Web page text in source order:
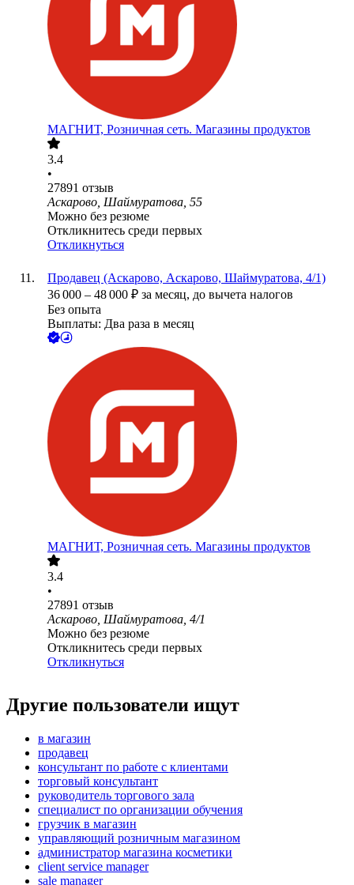
МАГНИТ, Розничная сеть. Магазины продуктов
3.4
•
27891 отзыв
Аскарово, Шаймуратова, 55
Можно без резюме
Откликнитесь среди первых
Откликнуться
Продавец (Аскарово, Аскарово, Шаймуратова, 4/1)
36 000 – 48 000 ₽ за месяц, до вычета налогов
Без опыта
Выплаты: Два раза в месяц
МАГНИТ, Розничная сеть. Магазины продуктов
3.4
•
27891 отзыв
Аскарово, Шаймуратова, 4/1
Можно без резюме
Откликнитесь среди первых
Откликнуться
Другие пользователи ищут
в магазин
продавец
консультант по работе с клиентами
торговый консультант
руководитель торгового зала
специалист по организации обучения
грузчик в магазин
управляющий розничным магазином
администратор магазина косметики
client service manager
sale manager